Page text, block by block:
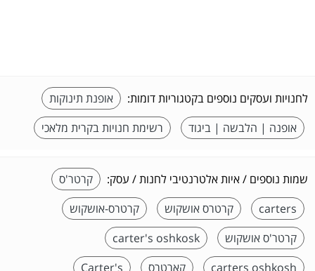
לחנויות ועסקים נוספים בקטגוריות דומות:
אופנת תינוקות
אופנה | הלבשה | ביגוד
רשימת חנויות בקרית מלאכי
שמות נוספים / איות אלטרנטיבי לחנות / עסק:
קרטר'ס
carters
קרטרס אושקוש
קרטרס-אושקוש
קרטר'ס אושקוש
carter's oshkosk
carters oshkosh
קארטרס Carter's